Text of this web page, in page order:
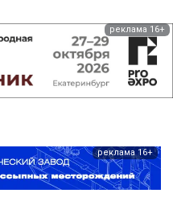
реклама 16+
реклама 16+